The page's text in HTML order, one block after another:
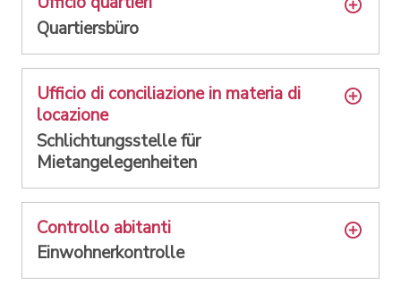
Quartiersbüro
Ufficio di conciliazione in materia di
locazione
Schlichtungsstelle für
Mietangelegenheiten
Controllo abitanti
Einwohnerkontrolle